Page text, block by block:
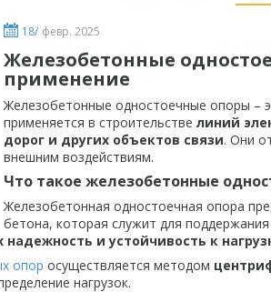
18/ февр. 2025
Железобетонные
применение
Железобетонные одностоечные опоры –
применяется в строительстве линий
дорог и других объектов связи. Они
внешним воздействиям.
Что такое железобетонные
Железобетонная одностоечная опора
бетона, которая служит для
надежность и устойчивость к
опор осуществляется методом
нагрузок.